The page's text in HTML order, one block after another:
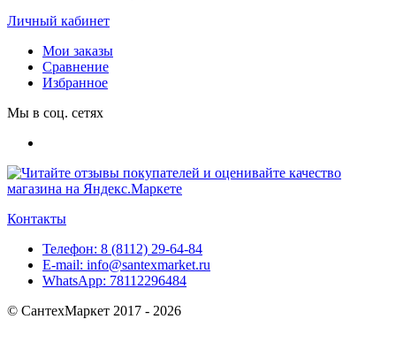
Личный кабинет
Мои заказы
Сравнение
Избранное
Мы в соц. сетях
Контакты
Телефон: 8 (8112) 29-64-84
E-mail: info@santexmarket.ru
WhatsApp: 78112296484
© СантехМаркет 2017 - 2026